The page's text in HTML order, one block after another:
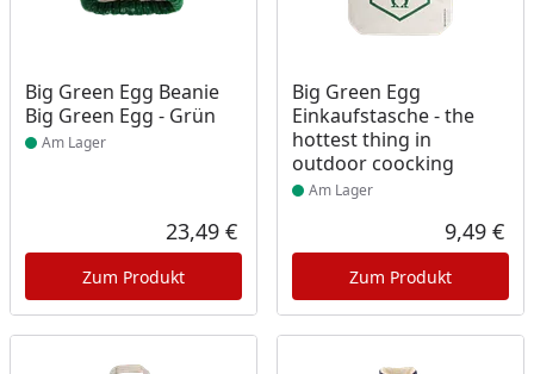
Big Green Egg Beanie
Big Green Egg - Grün
Produkt am Lager
Am Lager
Aktueller Preis
23,49 €
Zum Produkt
Big Green Egg
Einkaufstasche - the
hottest thing in
outdoor coocking
Produkt am Lager
Am Lager
9,49 €
Zum Produkt